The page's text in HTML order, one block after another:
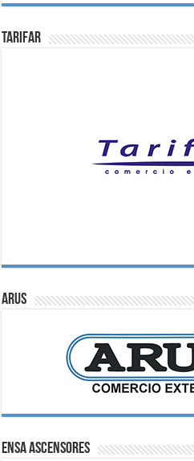
Tarifar
ARUS
ENSA Ascensores